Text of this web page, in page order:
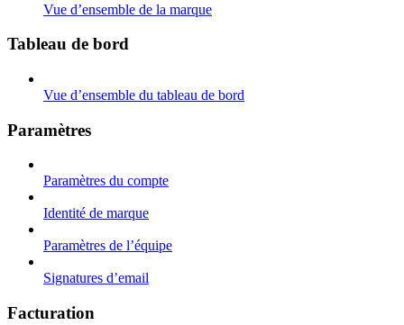
Vue d’ensemble de la marque
Tableau de bord
Vue d’ensemble du tableau de bord
Paramètres
Paramètres du compte
Identité de marque
Paramètres de l’équipe
Signatures d’email
Facturation